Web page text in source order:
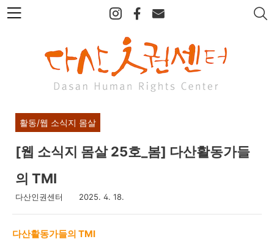
본
문
활동/웹 소식지 몸살
[웹 소식지 몸살 25호_봄] 다산활동가들
의 TMI
다산인권센터 2025. 4. 18.
다산활동가들의 TMI